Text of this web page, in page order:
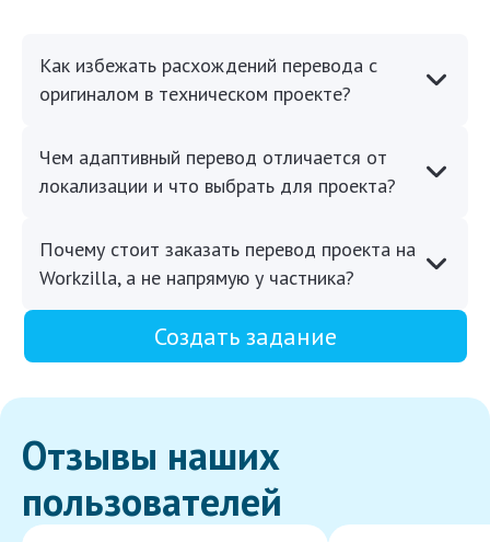
Как избежать расхождений перевода с
оригиналом в техническом проекте?
Чем адаптивный перевод отличается от
локализации и что выбрать для проекта?
Почему стоит заказать перевод проекта на
Workzilla, а не напрямую у частника?
Создать задание
Отзывы наших
пользователей